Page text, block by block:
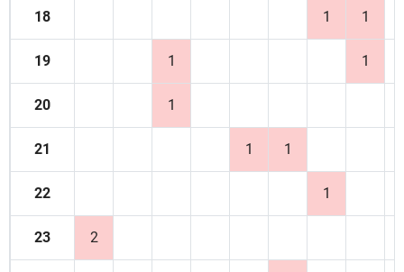
18 1 1
19 1 1
20 1
21 1 1
22 1
23 2